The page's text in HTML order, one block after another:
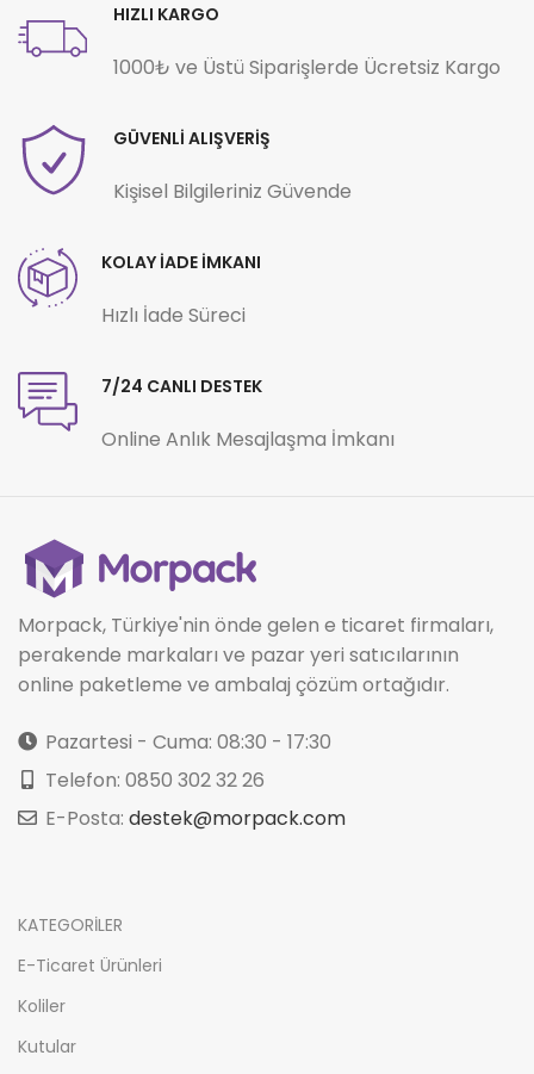
HIZLI KARGO
1000₺ ve Üstü Siparişlerde Ücretsiz Kargo
GÜVENLİ ALIŞVERİŞ
Kişisel Bilgileriniz Güvende
KOLAY İADE İMKANI
Hızlı İade Süreci
7/24 CANLI DESTEK
Online Anlık Mesajlaşma İmkanı
Morpack, Türkiye'nin önde gelen e ticaret firmaları,
perakende markaları ve pazar yeri satıcılarının
online paketleme ve ambalaj çözüm ortağıdır.
Pazartesi - Cuma: 08:30 - 17:30
Telefon: 0850 302 32 26
E-Posta: destek@morpack.com
KATEGORİLER
E-Ticaret Ürünleri
Koliler
Kutular